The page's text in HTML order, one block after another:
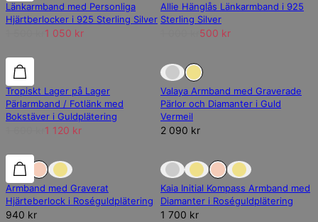
Länkarmband med Personliga
Hjärtberlocker i 925 Sterling Silver
1 050 kr
Allie Hänglås Länkarmband i 925
Sterling Silver
500 kr
REA REA
Tropiskt Lager på Lager
Pärlarmband / Fotlänk med
Bokstäver i Guldplätering
1 120 kr
Slut på lager
Valaya Armband med Graverade
Pärlor och Diamanter i Guld
Vermeil
2 090 kr
Armband med Graverat
Hjärteberlock i Roséguldplätering
940 kr
Slut på lager
Kaia Initial Kompass Armband med
Diamanter i Roséguldplätering
1 700 kr